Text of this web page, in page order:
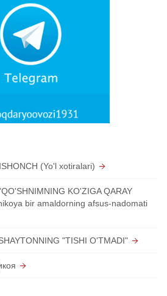
(Yo'l xotiralari)
KO'ZIGA QARAY
bir amaldorning afsus-nadomati
"TISHI O'TMADI"